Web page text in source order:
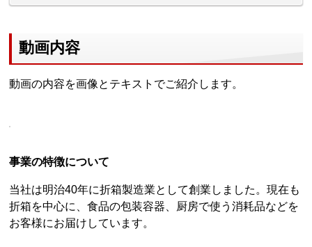
動画内容
動画の内容を画像とテキストでご紹介します。
事業の特徴について
当社は明治40年に折箱製造業として創業しました。現在も
折箱を中心に、食品の包装容器、厨房で使う消耗品などを
お客様にお届けしています。